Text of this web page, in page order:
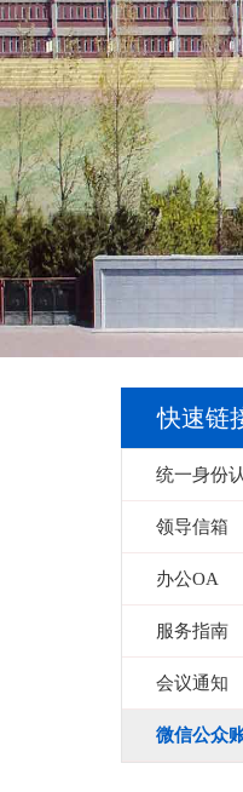
快速链
统一身份
领导信箱
办公OA
服务指南
会议通知
微信公众